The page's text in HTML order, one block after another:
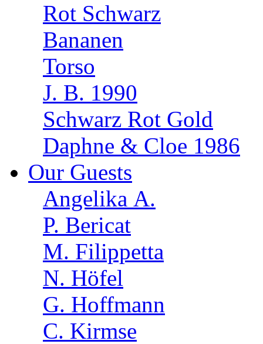
Rot Schwarz
Bananen
Torso
J. B. 1990
Schwarz Rot Gold
Daphne & Cloe 1986
Our Guests
Angelika A.
P. Bericat
M. Filippetta
N. Höfel
G. Hoffmann
C. Kirmse